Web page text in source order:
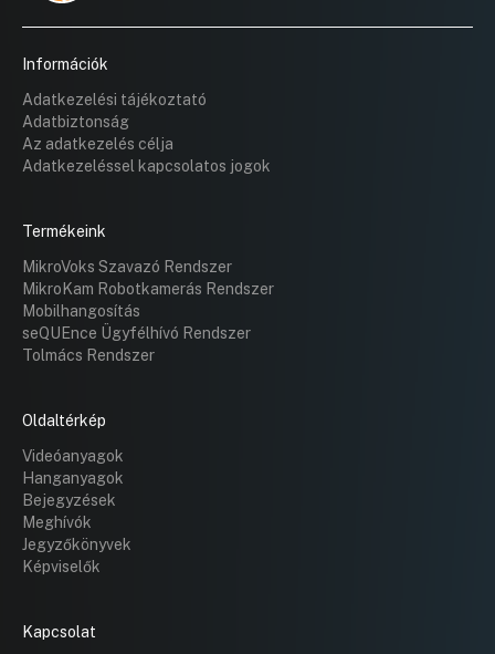
Információk
Adatkezelési tájékoztató
Adatbiztonság
Az adatkezelés célja
Adatkezeléssel kapcsolatos jogok
Termékeink
MikroVoks Szavazó Rendszer
MikroKam Robotkamerás Rendszer
Mobilhangosítás
seQUEnce Ügyfélhívó Rendszer
Tolmács Rendszer
Oldaltérkép
Videóanyagok
Hanganyagok
Bejegyzések
Meghívók
Jegyzőkönyvek
Képviselők
Kapcsolat